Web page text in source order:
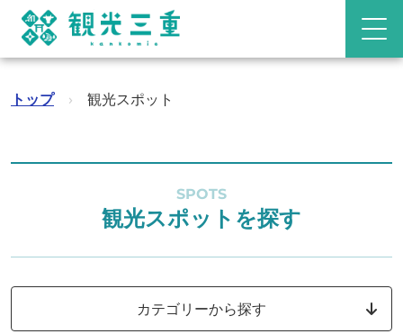
トップ › 観光スポット
SPOTS
観光スポットを探す
カテゴリーから探す